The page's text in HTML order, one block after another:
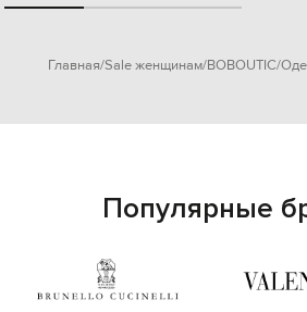
Главная Sale женщинам BOBOUTIC
Популярные